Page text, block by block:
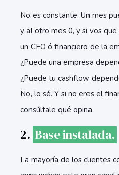
No es constante. Un mes
y al otro mes 0, y si vos
un CFO ó financiero de la
¿Puede una empresa
¿Puede tu cashflow
No, lo sé. Y si no eres el
consúltale qué opina.
2. Base instalada.
La mayoría de los clientes